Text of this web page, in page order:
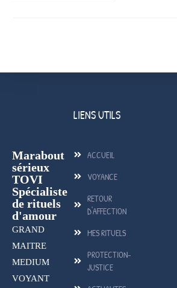
Marabout
sérieux
TOVI
Spécialiste
de rituels
d'amour
GRAND
MAITRE
MEDIUM
VOYANT
LIENS UTILS
ACCUEIL
VOYANCE
RETOUR
D'AFFECTION
MES RITUELS
PROTECTION-
JUSTICE